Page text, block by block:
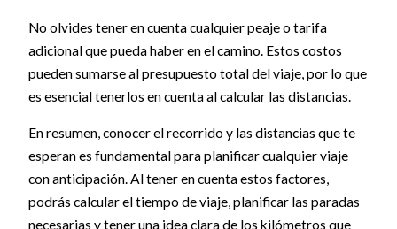
No olvides tener en cuenta cualquier peaje o tarifa
adicional que pueda haber en el camino. Estos costos
pueden sumarse al presupuesto total del viaje, por lo que
es esencial tenerlos en cuenta al calcular las distancias.
En resumen, conocer el recorrido y las distancias que te
esperan es fundamental para planificar cualquier viaje
con anticipación. Al tener en cuenta estos factores,
podrás calcular el tiempo de viaje, planificar las paradas
necesarias y tener una idea clara de los kilómetros que